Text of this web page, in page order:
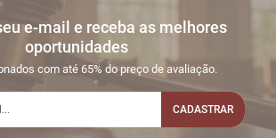
e-mail e receba as melhores
oportunidades
com até 65% do preço de avaliação.
CADASTRAR